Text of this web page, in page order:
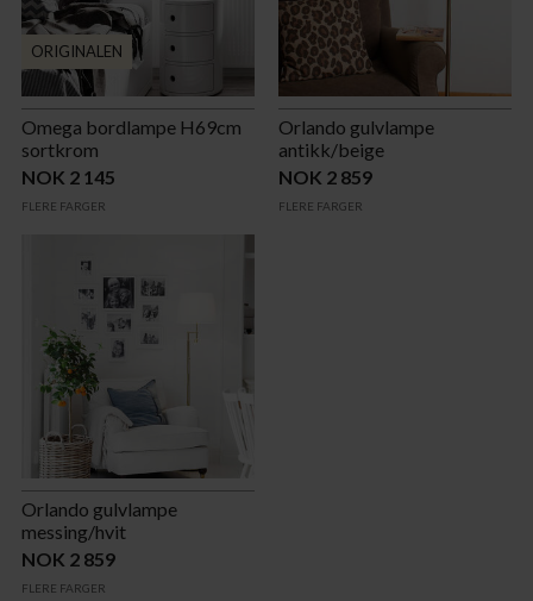
ORIGINALEN
Omega bordlampe H69cm
sortkrom
NOK 2 145
FLERE FARGER
Orlando gulvlampe
antikk/beige
NOK 2 859
FLERE FARGER
Orlando gulvlampe
messing/hvit
NOK 2 859
FLERE FARGER